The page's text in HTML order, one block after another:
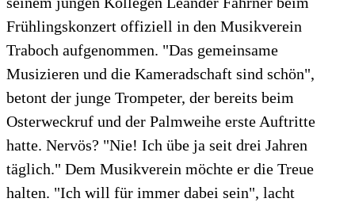
Frühlingskonzert offiziell in den Musikverein
Traboch aufgenommen. "Das gemeinsame
Musizieren und die Kameradschaft sind schön",
betont der junge Trompeter, der bereits beim
Osterweckruf und der Palmweihe erste Auftritte
hatte. Nervös? "Nie! Ich übe ja seit drei Jahren
täglich." Dem Musikverein möchte er die Treue
halten. "Ich will für immer dabei sein", lacht